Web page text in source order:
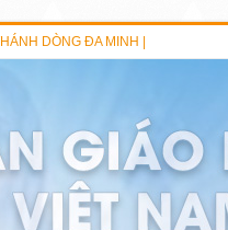
DÒNG ĐA MINH |